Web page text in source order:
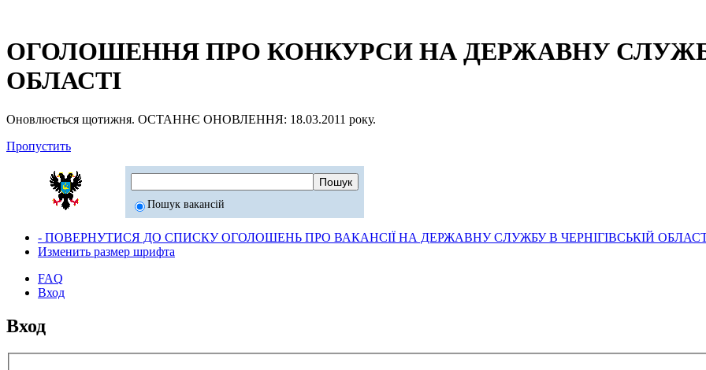
ОГОЛОШЕННЯ ПРО КОНКУРСИ НА ДЕРЖАВНУ
ОБЛАСТІ
Оновлюється щотижня. ОСТАННЄ ОНОВЛЕННЯ: 18.03.2011 року.
Пропустить
Пошук вакансій
- ПОВЕРНУТИСЯ ДО СПИСКУ ОГОЛОШЕНЬ ПРО ВАКАНСІЇ НА ДЕРЖАВНУ СЛУЖБУ В ЧЕРНІГІВСЬКІЙ
Изменить размер шрифта
FAQ
Вход
Вход